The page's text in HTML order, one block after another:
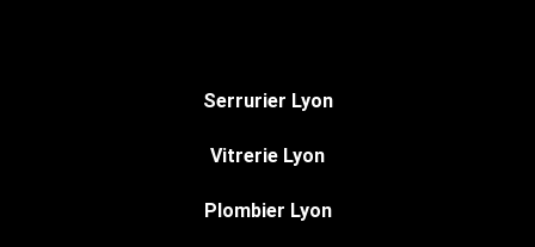
Serrurier Lyon
Vitrerie Lyon
Plombier Lyon